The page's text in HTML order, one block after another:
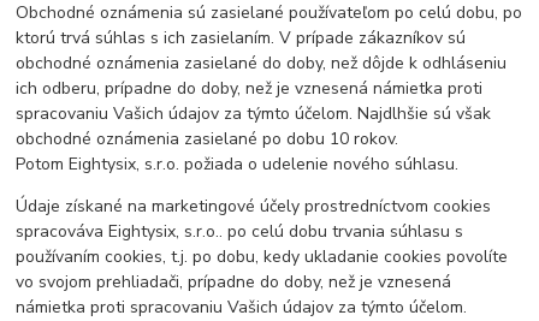
Obchodné oznámenia sú zasielané používateľom po celú dobu, po
ktorú trvá súhlas s ich zasielaním. V prípade zákazníkov sú
obchodné oznámenia zasielané do doby, než dôjde k odhláseniu
ich odberu, prípadne do doby, než je vznesená námietka proti
spracovaniu Vašich údajov za týmto účelom. Najdlhšie sú však
obchodné oznámenia zasielané po dobu 10 rokov.
Potom Eightysix, s.r.o. požiada o udelenie nového súhlasu.
Údaje získané na marketingové účely prostredníctvom cookies
spracováva Eightysix, s.r.o.. po celú dobu trvania súhlasu s
používaním cookies, t.j. po dobu, kedy ukladanie cookies povolíte
vo svojom prehliadači, prípadne do doby, než je vznesená
námietka proti spracovaniu Vašich údajov za týmto účelom.